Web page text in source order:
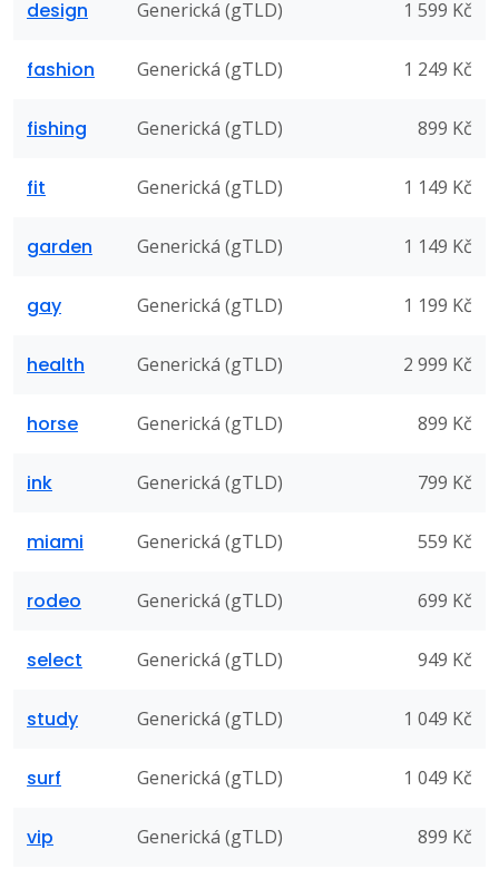
design Generická (gTLD) 1 599 Kč
fashion Generická (gTLD) 1 249 Kč
fishing Generická (gTLD) 899 Kč
fit Generická (gTLD) 1 149 Kč
garden Generická (gTLD) 1 149 Kč
gay Generická (gTLD) 1 199 Kč
health Generická (gTLD) 2 999 Kč
horse Generická (gTLD) 899 Kč
ink Generická (gTLD) 799 Kč
miami Generická (gTLD) 559 Kč
rodeo Generická (gTLD) 699 Kč
select Generická (gTLD) 949 Kč
study Generická (gTLD) 1 049 Kč
surf Generická (gTLD) 1 049 Kč
vip Generická (gTLD) 899 Kč